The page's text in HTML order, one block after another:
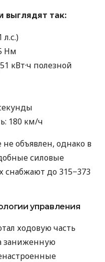
выглядят так:
Нм
кВт·ч полезной
180 км/ч
объявлен, однако в
силовые
снабжают до 315−373
управления
ходовую часть
заниженную